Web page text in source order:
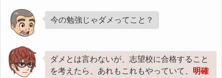
今の勉強じゃダメってこと？
ダメとは言わないが、志望校に合格すること
を考えたら、あれもこれもやっていて、 明確